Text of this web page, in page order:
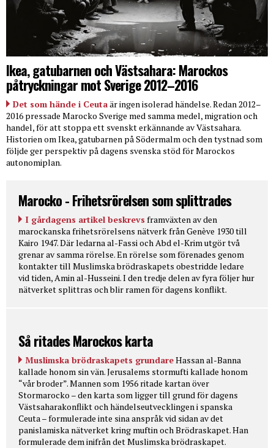
Ikea, gatubarnen och Västsahara: Marockos
påtryckningar mot Sverige 2012–2016
Det som hände i Ceutaär ingen isolerad händelse. Redan 2012–
2016 pressade Marocko Sverige med samma medel, migration och
handel, för att stoppa ett svenskt erkännande av Västsahara.
Historien om Ikea, gatubarnen på Södermalm och den tystnad som
följde ger perspektiv på dagens svenska stöd för Marockos
autonomiplan.
Marocko - Frihetsrörelsen som splittrades
I gårdagens artikel beskrevs framväxten av den
marockanska frihetsrörelsens nätverk från Genève 1930 till
Kairo 1947. Där ledarna al-Fassi och Abd el-Krim utgör två
grenar av samma rörelse. En rörelse som förenades genom
kontakter till Muslimska brödraskapets obestridde ledare
vid tiden, Amin al-Husseini. I den tredje delen av fyra följer hur
nätverket splittras och blir ramen för dagens konflikt.
Så ritades Marockos karta
Muslimska brödraskapets grundareHassan al-Banna
kallade honom sin vän. Jerusalems stormufti kallade honom
“vår broder”. Mannen som 1956 ritade kartan över
Stormarocko – den karta som ligger till grund för dagens
Västsaharakonflikt och händelseutvecklingen i spanska
Ceuta – formulerade inte sina anspråk vid sidan av det
panislamiska nätverket kring muftin och Brödraskapet. Han
formulerade dem inifrån det Muslimska brödraskapet.